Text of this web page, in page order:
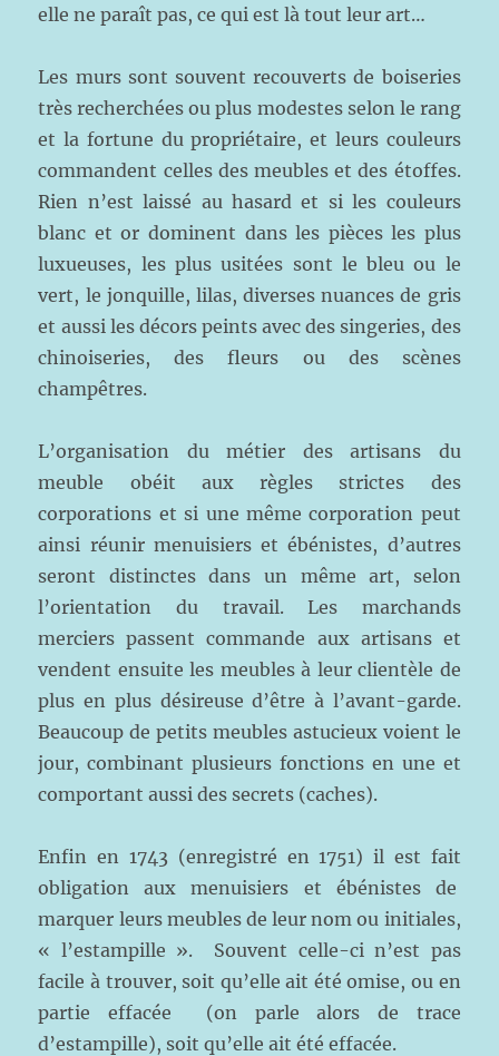
elle ne paraît pas, ce qui est là tout leur art…
Les murs sont souvent recouverts de boiseries
très recherchées ou plus modestes selon le rang
et la fortune du propriétaire, et leurs couleurs
commandent celles des meubles et des étoffes.
Rien n’est laissé au hasard et si les couleurs
blanc et or dominent dans les pièces les plus
luxueuses, les plus usitées sont le bleu ou le
vert, le jonquille, lilas, diverses nuances de gris
et aussi les décors peints avec des singeries, des
chinoiseries, des fleurs ou des scènes
champêtres.
L’organisation du métier des artisans du
meuble obéit aux règles strictes des
corporations et si une même corporation peut
ainsi réunir menuisiers et ébénistes, d’autres
seront distinctes dans un même art, selon
l’orientation du travail. Les marchands
merciers passent commande aux artisans et
vendent ensuite les meubles à leur clientèle de
plus en plus désireuse d’être à l’avant-garde.
Beaucoup de petits meubles astucieux voient le
jour, combinant plusieurs fonctions en une et
comportant aussi des secrets (caches).
Enfin en 1743 (enregistré en 1751) il est fait
obligation aux menuisiers et ébénistes de
marquer leurs meubles de leur nom ou initiales,
« l’estampille ». Souvent celle-ci n’est pas
facile à trouver, soit qu’elle ait été omise, ou en
partie effacée (on parle alors de trace
d’estampille), soit qu’elle ait été effacée.